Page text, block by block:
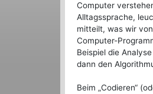
Computer
Alltagssprache,
mitteilt, was wir
Computer-
Beispiel die
dann den
Beim „Codieren“